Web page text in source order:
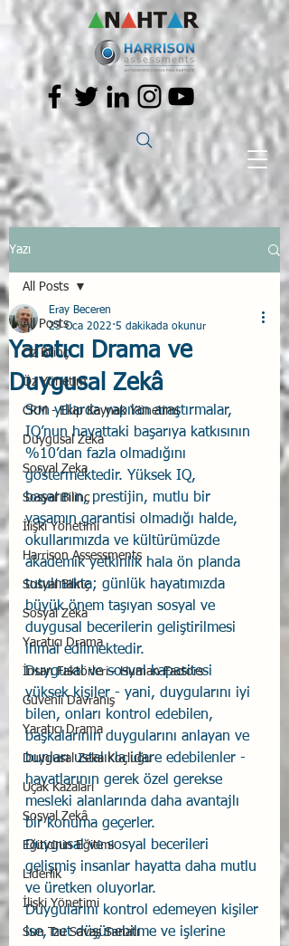
Yazı
All Posts
Öz Bilinç
Öz Yönetim
CRM - Ekip Kaynak Yönetimi
Duygusal Zeka
Sosyal Zeka
Sosyal Bilinç
İlişki Yönetimi
Harrison Assessments
Sosyal Bilinç
Sosyal Zeka
Yaratıcı Drama
İnsan Faktörleri - Human Factors
Güvenli Davranış
Yaratıcı Drama
Duygusal Zeka Koçluğu
Uçak Kazaları
Sosyal Zekâ
Eğiticinin Eğitimi
Liderlik
İlişki Yönetimi
Sun Tzu Savaş Sanatı
All Posts
Yaratıcı Drama ve
Duygusal Zekâ
Eray Beceren
23 Oca 2022 5 dakikada okunur
Son yıllarda yapılan araştırmalar,
IQ’nun hayattaki başarıya katkısının
%10’dan fazla olmadığını
göstermektedir. Yüksek IQ,
başarının, prestijin, mutlu bir
yaşamın garantisi olmadığı halde,
okullarımızda ve kültürümüzde
akademik yetkinlik hala ön planda
tutulmakta; günlük hayatımızda
büyük önem taşıyan sosyal ve
duygusal becerilerin geliştirilmesi
ihmal edilmektedir.
Duygusal ve sosyal kapasitesi
yüksek kişiler - yani, duygularını iyi
bilen, onları kontrol edebilen,
başkalarının duygularını anlayan ve
bunları ustalıkla idare edebilenler -
hayatlarının gerek özel gerekse
mesleki alanlarında daha avantajlı
bir konuma geçerler.
Duygusal ve sosyal becerileri
gelişmiş insanlar hayatta daha mutlu
ve üretken oluyorlar.
Duygularını kontrol edemeyen kişiler
ise, net düşünebilme ve işlerine